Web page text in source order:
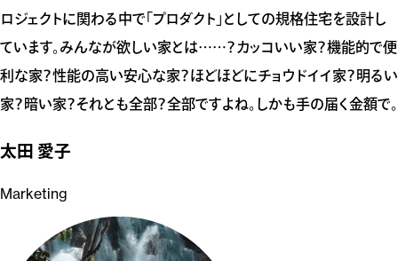
ロジェクトに関わる中で「プロダクト」としての規格住宅を設計し
ています。みんなが欲しい家とは……？カッコいい家？機能的で便
利な家？性能の高い安心な家？ほどほどにチョウドイイ家？明るい
家？暗い家？それとも全部？全部ですよね。しかも手の届く金額で。
太田 愛子
Marketing